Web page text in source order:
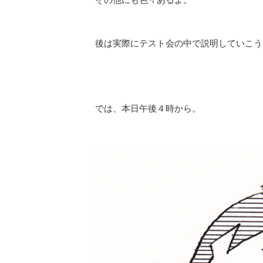
後は実際にテスト会の中で説明していこ
では、本日午後４時から。